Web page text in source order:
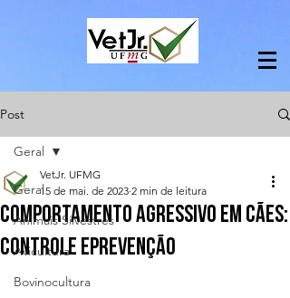
Post
Geral
Animais Silvestres
Avicultura
Bovinocultura
Geral
COMPORTAMENTO AGRESSIVO EM CÃES:
CONTROLE EPREVENÇÃO
VetJr. UFMG
15 de mai. de 2023 2 min de leitura